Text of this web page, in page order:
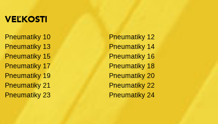
VEĽKOSTI
Pneumatiky 10
Pneumatiky 12
Pneumatiky 13
Pneumatiky 14
Pneumatiky 15
Pneumatiky 16
Pneumatiky 17
Pneumatiky 18
Pneumatiky 19
Pneumatiky 20
Pneumatiky 21
Pneumatiky 22
Pneumatiky 23
Pneumatiky 24